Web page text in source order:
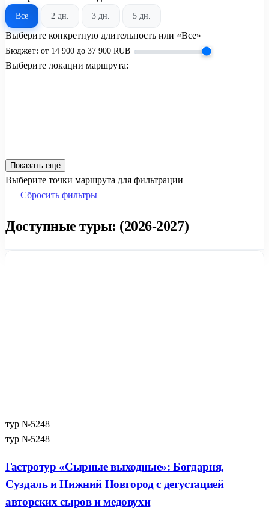
Все 2 дн. 3 дн. 5 дн.
Выберите конкретную длительность или «Все»
Бюджет: от 14 900 до 37 900 RUB
Выберите локации маршрута:
Показать ещё
Выберите точки маршрута для фильтрации
Сбросить фильтры
Доступные туры: (2026-2027)
тур №5248
тур №5248
Гастротур «Сырные выходные»: Богдарня,
Суздаль и Нижний Новгород с дегустацией
авторских сыров и медовухи